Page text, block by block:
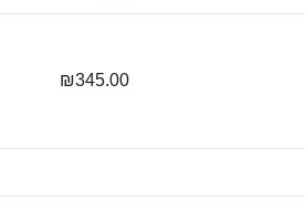
₪345.00